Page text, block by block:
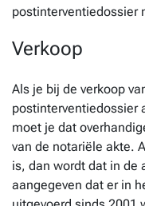
postinterventiedossier
Verkoop
Als je bij de verkoop
postinterventiedossier
moet je dat
van de notariële akte.
is, dan wordt dat in de
aangegeven dat er in